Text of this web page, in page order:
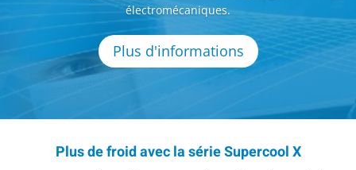
électromécaniques.
Plus d'informations
Plus de froid avec la série Supercool X